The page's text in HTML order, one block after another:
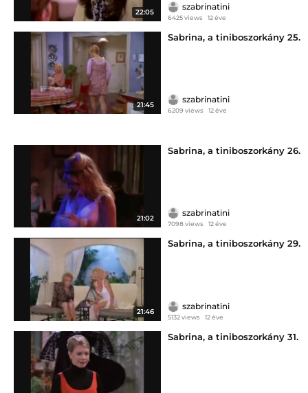
22:05
szabrinatini
6425 views 12 éve
21:45
Sabrina, a tiniboszorkány 25.
szabrinatini
6209 views 12 éve
21:02
Sabrina, a tiniboszorkány 26.
szabrinatini
7098 views 12 éve
21:46
Sabrina, a tiniboszorkány 29.
szabrinatini
5132 views 12 éve
Sabrina, a tiniboszorkány 31.